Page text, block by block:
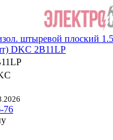
штыревой плоский
DKC 2B11LP
76